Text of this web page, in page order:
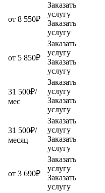
от 8 550₽
Заказать
услугу
Заказать
услугу
от 5 850₽
Заказать
услугу
Заказать
услугу
31 500₽/
мес
Заказать
услугу
Заказать
услугу
31 500₽/
месяц
Заказать
услугу
Заказать
услугу
от 3 690₽
Заказать
услугу
Заказать
услугу